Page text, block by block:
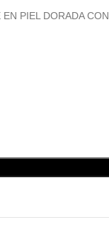
PIEL DORADA CON